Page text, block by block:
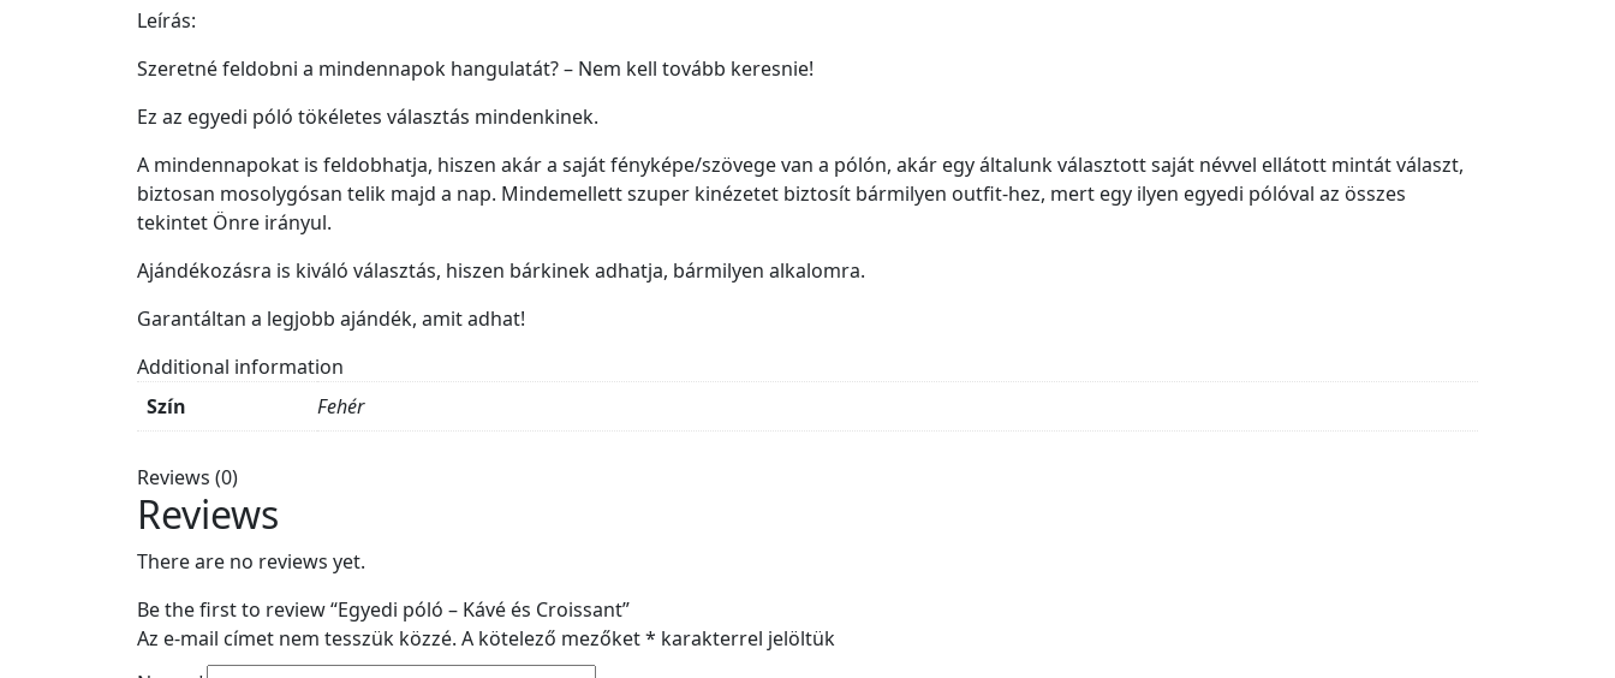
Leírás:
Szeretné feldobni a mindennapok hangulatát? – Nem kell tovább keresnie!
Ez az egyedi póló tökéletes választás mindenkinek.
A mindennapokat is feldobhatja, hiszen akár a saját fényképe/szövege van a pólón, akár egy általunk választott saját névvel ellátott mintát választ,
biztosan mosolygósan telik majd a nap. Mindemellett szuper kinézetet biztosít bármilyen outfit-hez, mert egy ilyen egyedi pólóval az összes
tekintet Önre irányul.
Ajándékozásra is kiváló választás, hiszen bárkinek adhatja, bármilyen alkalomra.
Garantáltan a legjobb ajándék, amit adhat!
Additional information
Szín
Fehér
Reviews (0)
Reviews
There are no reviews yet.
Be the first to review “Egyedi póló – Kávé és Croissant”
Az e-mail címet nem tesszük közzé. A kötelező mezőket* karakterrel jelöltük